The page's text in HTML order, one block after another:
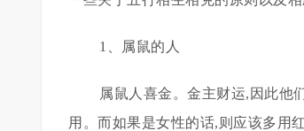
1、属鼠的人
属鼠人喜金。金主财运,因此他
用。而如果是女性的话,则应该多用